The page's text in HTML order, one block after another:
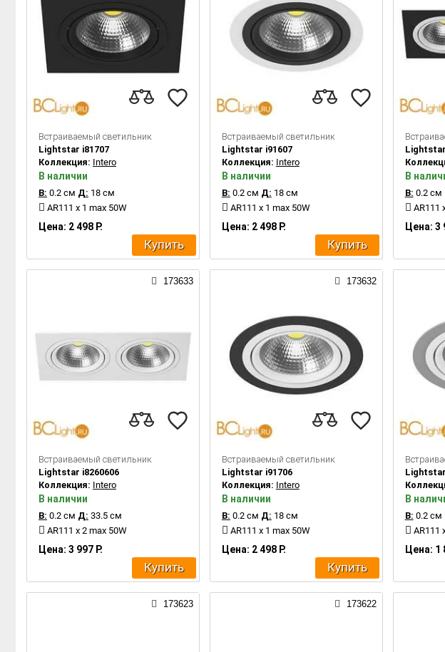
Встраиваемый светильник
Lightstar i81707
Коллекция: Intero
В наличии
В: 0.2 см Д: 18 см
AR111 x 1 max 50W
Цена: 2 498 Р.
Купить
Встраиваемый светильник
Lightstar i91607
Коллекция: Intero
В наличии
В: 0.2 см Д: 18 см
AR111 x 1 max 50W
Цена: 2 498 Р.
Купить
В
В: 0.2 см
AR111
Цена: 3
173633
Встраиваемый светильник
Lightstar i8260606
Коллекция: Intero
В наличии
В: 0.2 см Д: 33.5 см
AR111 x 2 max 50W
Цена: 3 997 Р.
Купить
173632
Встраиваемый светильник
Lightstar i91706
Коллекция: Intero
В наличии
В: 0.2 см Д: 18 см
AR111 x 1 max 50W
Цена: 2 498 Р.
Купить
В
В: 0.2 см
AR111
Цена: 1
173623 173622